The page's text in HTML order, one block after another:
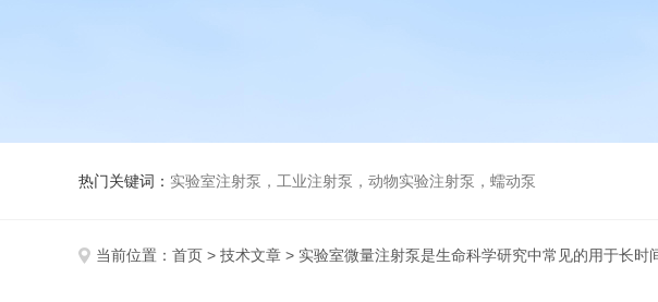
热门关键词： 实验室注射泵，工业注射泵，动物实验注射泵，蠕动泵
当前位置： 首页 > 技术文章 > 实验室微量注射泵是生命科学研究中常见的用于长时